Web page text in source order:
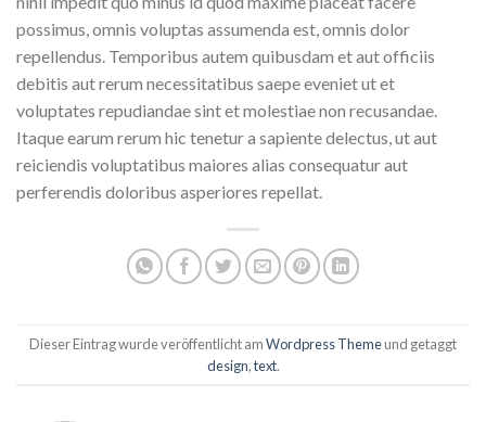
possimus, omnis voluptas assumenda est, omnis dolor
repellendus. Temporibus autem quibusdam et aut officiis
debitis aut rerum necessitatibus saepe eveniet ut et
voluptates repudiandae sint et molestiae non recusandae.
Itaque earum rerum hic tenetur a sapiente delectus, ut aut
reiciendis voluptatibus maiores alias consequatur aut
perferendis doloribus asperiores repellat.
Dieser Eintrag wurde veröffentlicht amWordpress Themeund getaggt
design,text.